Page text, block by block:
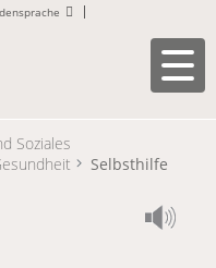
Soziales
Selbsthilfe